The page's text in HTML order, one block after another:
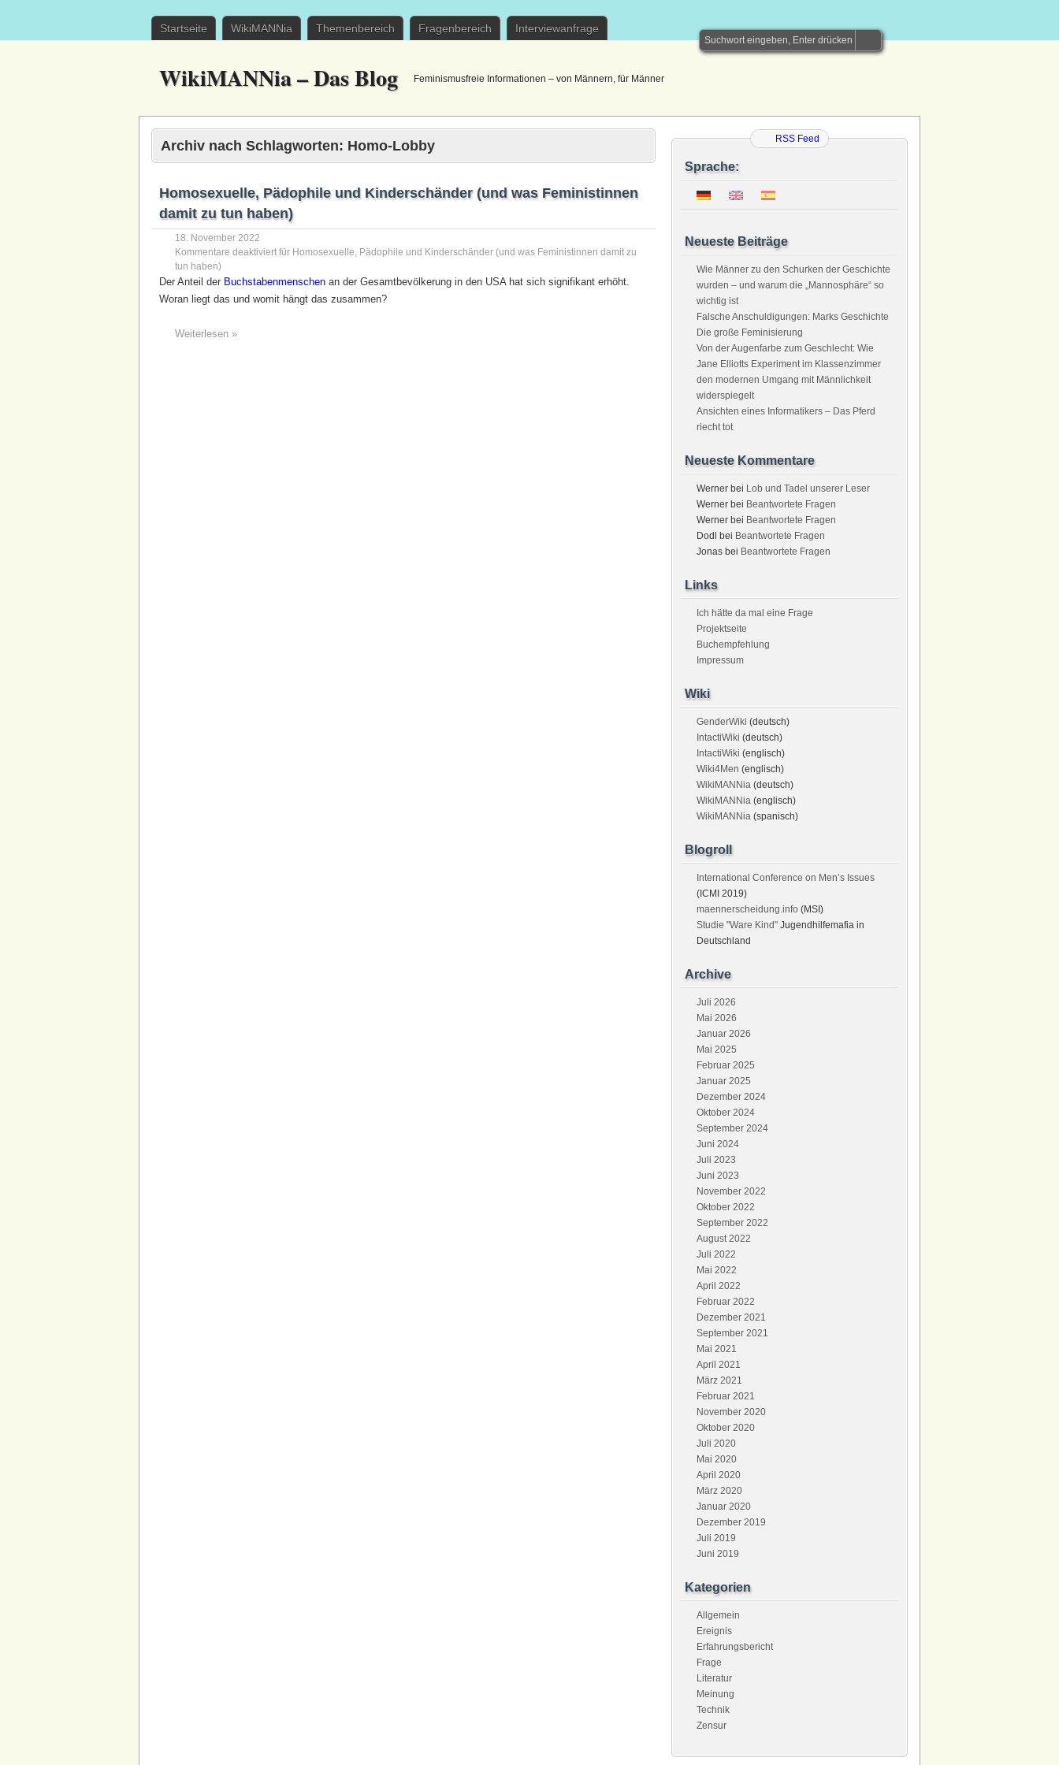
Startseite WikiMANNia Themenbereich Fragenbereich Interviewanfrage
WikiMANNia – Das Blog Feminismusfreie Informationen – von Männern, für Männer
Archiv nach Schlagworten: Homo-Lobby
Homosexuelle, Pädophile und Kinderschänder (und was Feministinnen
damit zu tun haben)
18. November 2022
Kommentare deaktiviert für Homosexuelle, Pädophile und Kinderschänder (und was Feministinnen damit zu
tun haben)
Der Anteil der Buchstabenmenschen an der Gesamtbevölkerung in den USA hat sich signifikant erhöht.
Woran liegt das und womit hängt das zusammen?
Weiterlesen »
RSS Feed
Sprache:
Neueste Beiträge
Wie Männer zu den Schurken der Geschichte
wurden – und warum die „Mannosphäre“ so
wichtig ist
Falsche Anschuldigungen: Marks Geschichte
Die große Feminisierung
Von der Augenfarbe zum Geschlecht: Wie
Jane Elliotts Experiment im Klassenzimmer
den modernen Umgang mit Männlichkeit
widerspiegelt
Ansichten eines Informatikers – Das Pferd
riecht tot
Neueste Kommentare
Werner bei Lob und Tadel unserer Leser
Werner bei Beantwortete Fragen
Werner bei Beantwortete Fragen
Dodl
bei Beantwortete Fragen
Jonas bei Beantwortete Fragen
Links
Ich hätte da mal eine Frage
Projektseite
Buchempfehlung
Impressum
Wiki
GenderWiki (deutsch)
IntactiWiki (deutsch)
IntactiWiki (englisch)
Wiki4Men (englisch)
WikiMANNia (deutsch)
WikiMANNia (englisch)
WikiMANNia (spanisch)
Blogroll
International Conference on Men’s Issues
(ICMI 2019)
maennerscheidung.info (MSI)
Studie "Ware Kind" Jugendhilfemafia in
Deutschland
Archive
Juli 2026
Mai 2026
Januar 2026
Mai 2025
Februar 2025
Januar 2025
Dezember 2024
Oktober 2024
September 2024
Juni 2024
Juli 2023
Juni 2023
November 2022
Oktober 2022
September 2022
August 2022
Juli 2022
Mai 2022
April 2022
Februar 2022
Dezember 2021
September 2021
Mai 2021
April 2021
März 2021
Februar 2021
November 2020
Oktober 2020
Juli 2020
Mai 2020
April 2020
März 2020
Januar 2020
Dezember 2019
Juli 2019
Juni 2019
Kategorien
Allgemein
Ereignis
Erfahrungsbericht
Frage
Literatur
Meinung
Technik
Zensur